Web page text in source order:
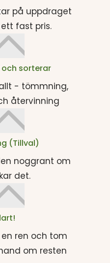
på uppdraget
fast pris.
och sorterar
- tömmning,
återvinning
(Tillval)
noggrant om
det.
ren och tom
om resten